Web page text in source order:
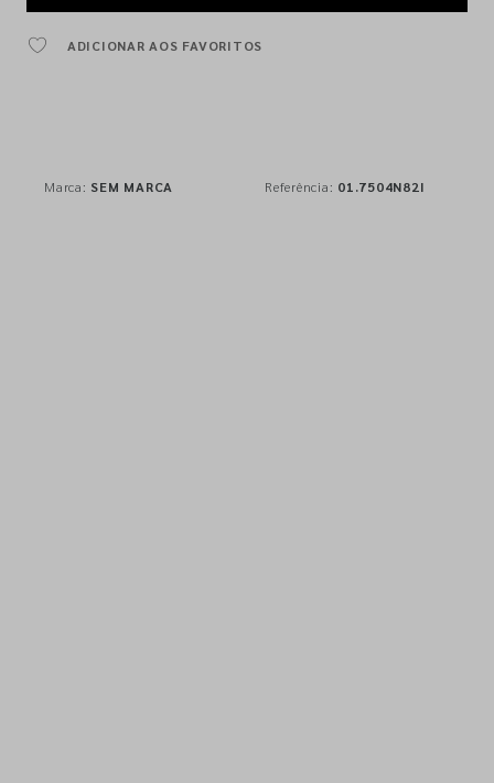
ADICIONAR AOS FAVORITOS
Marca: SEM MARCA Referência: 01.7504N82I